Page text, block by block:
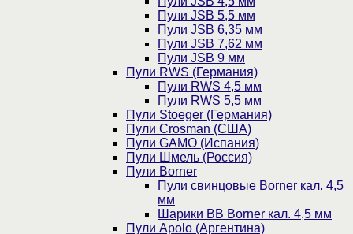
Пули JSB 5,5 мм
Пули JSB 6,35 мм
Пули JSB 7,62 мм
Пули JSB 9 мм
Пули RWS (Германия)
Пули RWS 4,5 мм
Пули RWS 5,5 мм
Пули Stoeger (Германия)
Пули Crosman (США)
Пули GAMO (Испания)
Пули Шмель (Россия)
Пули Borner
Пули свинцовые Borner кал. 4,5
мм
Шарики BB Borner кал. 4,5 мм
Пули Apolo (Аргентина)